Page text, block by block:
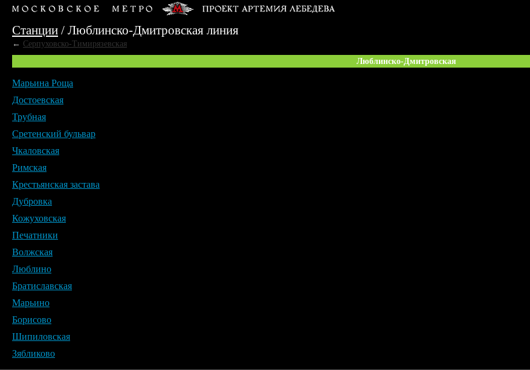
Станции / Люблинско-Дмитровская линия
← Серпуховско-Тимирязевская
Люблинско-Дмитровская
Марьина Роща
Достоевская
Трубная
Сретенский бульвар
Чкаловская
Римская
Крестьянская застава
Дубровка
Кожуховская
Печатники
Волжская
Люблино
Братиславская
Марьино
Борисово
Шипиловская
Зябликово